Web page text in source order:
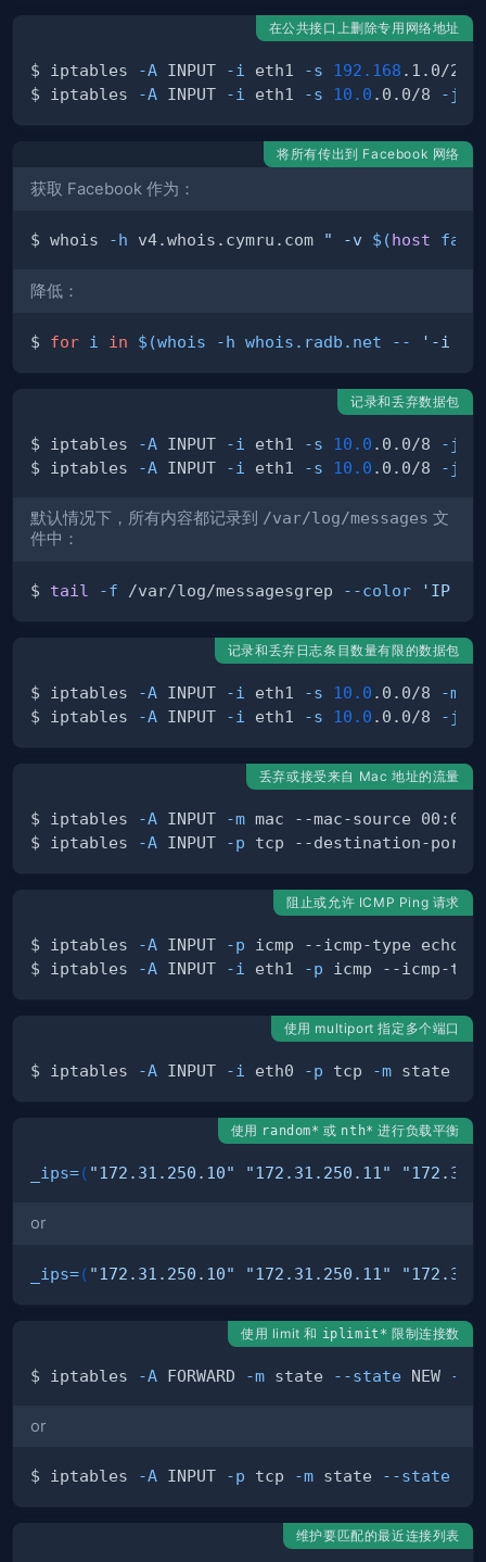
在公共接口上删除专用网络地址
$ iptables -A INPUT -i eth1 -s 192.168 .1.0/24
$ iptables
-A INPUT -i eth1 -s 10.0 .0.0/8 -j
将所有传出到 Facebook 网络
获取 Facebook 作为：
$ whois -h v4.whois.cymru.com " -v $(host
降低：
$ for i in $(whois -h whois.radb.net -- '-i
记录和丢弃数据包
$ iptables -A INPUT -i eth1 -s 10.0 .0.0/8 -j
$ iptables
-A INPUT -i eth1 -s 10.0 .0.0/8 -j
默认情况下，所有内容都记录到 /var/log/messages 文
件中：
$ tail -f /var/log/messagesgrep --color 'IP
记录和丢弃日志条目数量有限的数据包
$ iptables -A INPUT -i eth1 -s 10.0 .0.0/8 -m
$ iptables
-A INPUT -i eth1 -s 10.0 .0.0/8 -j
丢弃或接受来自 Mac 地址的流量
$ iptables -A INPUT -m mac --mac-source
$ iptables
-A INPUT -p tcp --destination-port
阻止或允许 ICMP Ping 请求
$ iptables -A INPUT -p icmp --icmp-type echo-
$ iptables
-A INPUT -i eth1 -p icmp --icmp-
使用 multiport 指定多个端口
$ iptables -A INPUT -i eth0 -p tcp -m state
使用 random* 或 nth* 进行负载平衡
_ips=( "172.31.250.10" "172.31.250.11"
or
_ips=( "172.31.250.10" "172.31.250.11"
使用 limit 和 iplimit* 限制连接数
$ iptables -A FORWARD -m state --state NEW -p
or
$ iptables -A INPUT -p tcp -m state --state
维护要匹配的最近连接列表